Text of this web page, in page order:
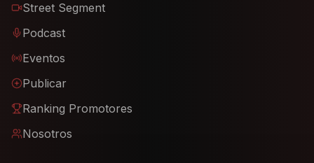
Street Segment
Podcast
Eventos
Publicar
Ranking Promotores
Nosotros